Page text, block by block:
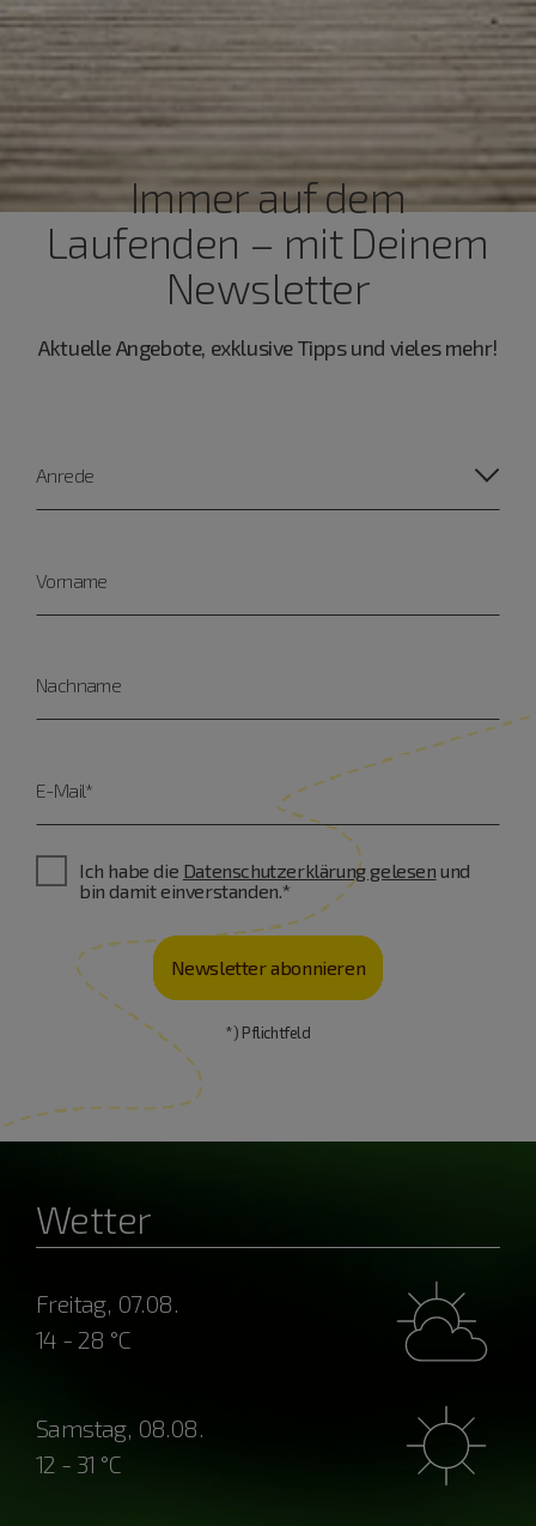
Immer auf dem
Laufenden – mit Deinem
Newsletter
Aktuelle Angebote, exklusive Tipps und vieles mehr!
Anrede
Vorname
Nachname
E-Mail*
Ich habe die Datenschutzerklärung gelesen und
bin damit einverstanden.*
Newsletter abonnieren
*) Pflichtfeld
Wetter
Freitag, 07.08.
14 - 28 °C
Samstag, 08.08.
12 - 31 °C